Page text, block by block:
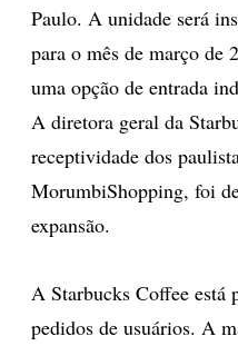
Paulo. A unidade será
para o mês de março de
uma opção de entrada
A diretora geral da
receptividade dos
MorumbiShopping, foi
expansão.
A Starbucks Coffee está
pedidos de usuários. A